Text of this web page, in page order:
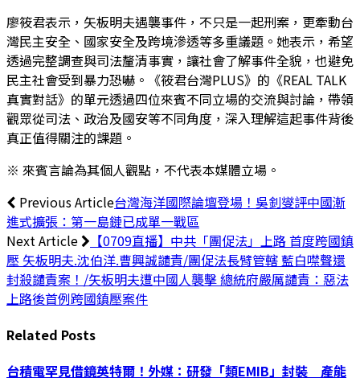
廖筱君表示，矢板明夫遇襲事件，不只是一起刑案，更牽動台
灣民主安全、國家安全及跨境滲透等多重議題。她表示，希望
透過完整調查與司法釐清事實，讓社會了解事件全貌，也避免
民主社會受到暴力恐嚇。《筱君台灣PLUS》的《REAL TALK
真實對話》的單元透過四位來賓不同立場的交流與討論，帶領
觀眾從司法、政治及國安等不同角度，深入理解這起事件背後
真正值得關注的課題。
※ 來賓言論為其個人觀點，不代表本媒體立場。
Previous Article台灣海洋國際論壇登場！吳釗燮評中國漸
進式擴張：第一島鏈已成單一戰區
Next Article
【0709直播】中共「團促法」上路 首度跨國鎮
壓 矢板明夫.沈伯洋.曹興誠譴責/團促法長臂管轄 藍白噤聲還
封殺譴責案！/矢板明夫遭中國人襲擊 總統府嚴厲譴責：惡法
上路後首例跨國鎮壓案件
Related Posts
台積電罕見借鏡英特爾！外媒：研發「類EMIB」封裝 產能